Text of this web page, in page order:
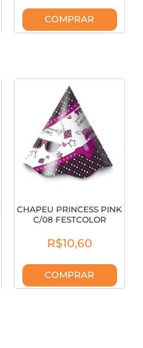
COMPRAR
CHAPEU PRINCESS PINK
C/08 FESTCOLOR
R$10,60
COMPRAR